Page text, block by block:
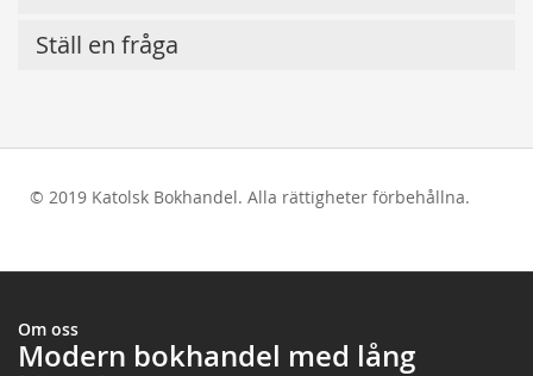
Ställ en fråga
© 2019 Katolsk Bokhandel. Alla rättigheter förbehållna.
Om oss
Modern bokhandel med lång